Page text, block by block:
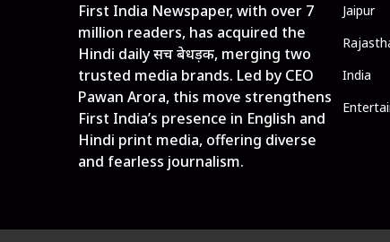
First India Newspaper, with over 7
million readers, has acquired the
Hindi daily सच बेधड़क, merging two
trusted media brands. Led by CEO
Pawan Arora, this move strengthens
First India’s presence in English and
Hindi print media, offering diverse
and fearless journalism.
Jaipur
India